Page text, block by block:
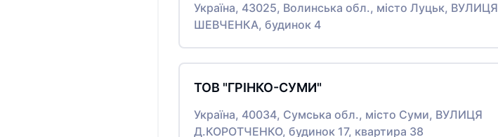
Україна, 43025, Волинська обл., місто Луцьк, ВУЛИЦЯ
ШЕВЧЕНКА, будинок 4
ТОВ "ГРІНКО-СУМИ"
Україна, 40034, Сумська обл., місто Суми, ВУЛИЦЯ
Д.КОРОТЧЕНКО, будинок 17, квартира 38